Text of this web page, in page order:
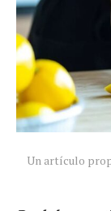
Un artículo